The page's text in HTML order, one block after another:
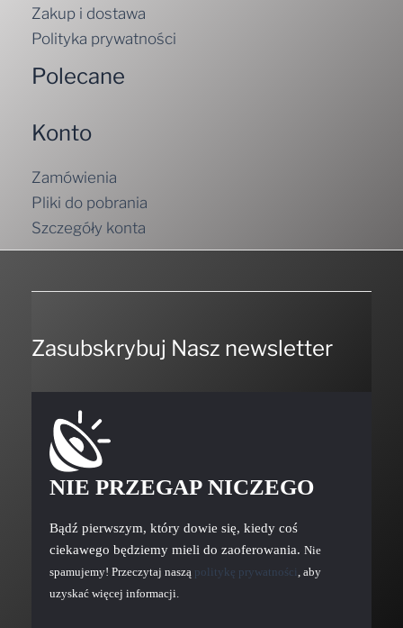
Zakup i dostawa
Polityka prywatności
Polecane
Konto
Zamówienia
Pliki do pobrania
Szczegóły konta
Zasubskrybuj Nasz newsletter
NIE PRZEGAP NICZEGO
Bądź pierwszym, który dowie się, kiedy coś
ciekawego będziemy mieli do zaoferowania. Nie
spamujemy! Przeczytaj naszą politykę prywatności, aby
uzyskać więcej informacji.